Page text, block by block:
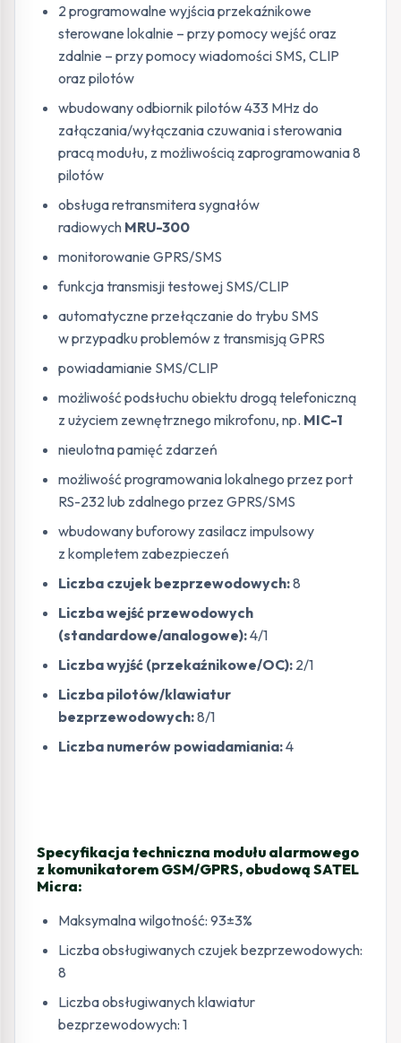
2 programowalne wyjścia przekaźnikowe
sterowane lokalnie – przy pomocy wejść oraz
zdalnie – przy pomocy wiadomości SMS, CLIP
oraz pilotów
wbudowany odbiornik pilotów 433 MHz do
załączania/wyłączania czuwania i sterowania
pracą modułu, z możliwością zaprogramowania 8
pilotów
obsługa retransmitera sygnałów
radiowych MRU-300
monitorowanie GPRS/SMS
funkcja transmisji testowej SMS/CLIP
automatyczne przełączanie do trybu SMS
w przypadku problemów z transmisją GPRS
powiadamianie SMS/CLIP
możliwość podsłuchu obiektu drogą telefoniczną
z użyciem zewnętrznego mikrofonu, np. MIC-1
nieulotna pamięć zdarzeń
możliwość programowania lokalnego przez port
RS-232 lub zdalnego przez GPRS/SMS
wbudowany buforowy zasilacz impulsowy
z kompletem zabezpieczeń
Liczba czujek bezprzewodowych:8
Liczba wejść przewodowych
(standardowe/analogowe):4/1
Liczba wyjść (przekaźnikowe/OC): 2/1
Liczba pilotów/klawiatur
bezprzewodowych:8/1
Liczba numerów powiadamiania:4
Specyfikacja techniczna modułu alarmowego
z komunikatorem GSM/GPRS, obudową SATEL
Micra:
Maksymalna wilgotność: 93±3%
Liczba obsługiwanych czujek bezprzewodowych:
8
Liczba obsługiwanych klawiatur
bezprzewodowych: 1